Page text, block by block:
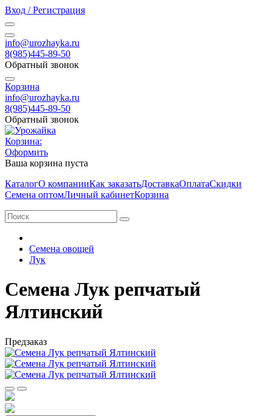
Вход / Регистрация
info@urozhayka.ru
8(985)445-89-50
Обратный звонок
Корзина
info@urozhayka.ru
8(985)445-89-50
Обратный звонок
Корзина:
Оформить
Ваша корзина пуста
КаталогО компанииКак заказатьДоставкаОплатаСкидки
Семена оптомЛичный кабинетКорзина
Семена овощей
Лук
Семена Лук репчатый
Ялтинский
Предзаказ